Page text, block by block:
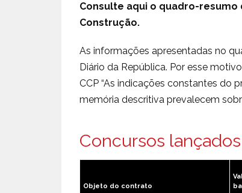
Consulte aqui o quadro-
Construção.
As informações apresentadas no
Diário da República. Por esse
CCP “As indicações constantes do
memória descritiva prevalecem
Concursos
Objeto do contrato